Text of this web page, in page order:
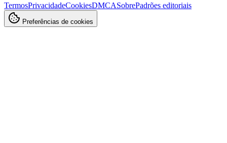
TermosPrivacidadeCookiesDMCASobrePadrões editoriais
Preferências de cookies